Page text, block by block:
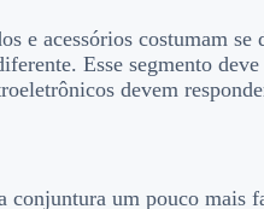
e acessórios costumam se
Esse segmento
devem
conjuntura um pouco mais